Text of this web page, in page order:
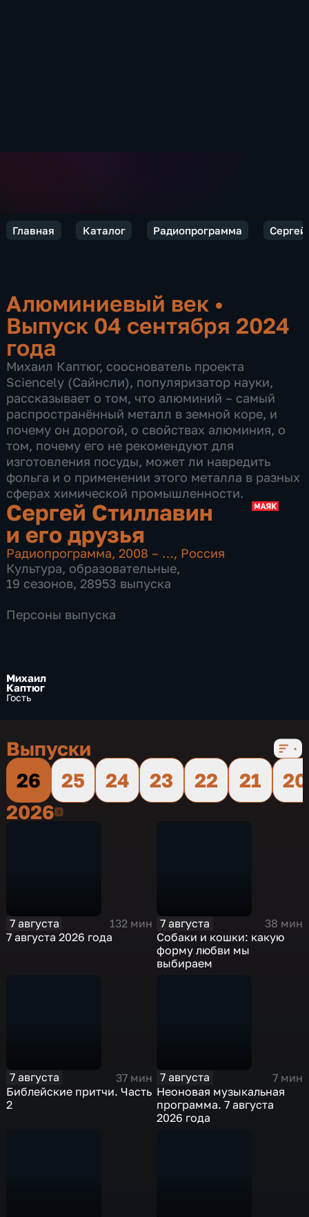
Главная Каталог Радиопрограмма Сергей
Алюминиевый век •
Выпуск 04 сентября 2024
года
Михаил Каптюг, сооснователь проекта
Sciencely (Сайнсли), популяризатор науки,
рассказывает о том, что алюминий – самый
распространённый металл в земной коре, и
почему он дорогой, о свойствах алюминия, о
том, почему его не рекомендуют для
изготовления посуды, может ли навредить
фольга и о применении этого металла в разных
сферах химической промышленности.
Сергей Стиллавин
и его друзья
Радиопрограмма,2008 – …, Россия
Культура, образовательные,
19 сезонов, 28953 выпуска
Персоны выпуска
Михаил
Каптюг
Гость
Выпуски
26
25 24 23 22 21
20
20262026
7 августа
132 мин
7 августа 2026 года
7 августа
38 мин
Собаки и кошки: какую
форму любви мы
выбираем
7 августа
37 мин
Библейские притчи. Часть
2
7 августа
7 мин
Неоновая музыкальная
программа. 7 августа
2026 года